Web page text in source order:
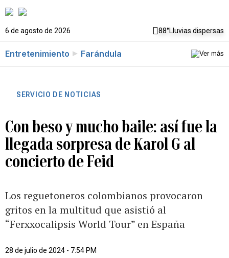
6 de agosto de 2026 88°Lluvias dispersas
Entretenimiento Farándula
SERVICIO DE NOTICIAS
Con beso y mucho baile: así fue la
llegada sorpresa de Karol G al
concierto de Feid
Los reguetoneros colombianos provocaron
gritos en la multitud que asistió al
“Ferxxocalipsis World Tour” en España
28 de julio de 2024 - 7:54 PM